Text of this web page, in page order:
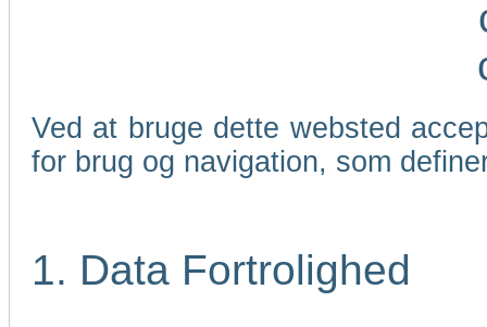
Ved at bruge dette websted
for brug og navigation, som
1. Data Fortrolighed